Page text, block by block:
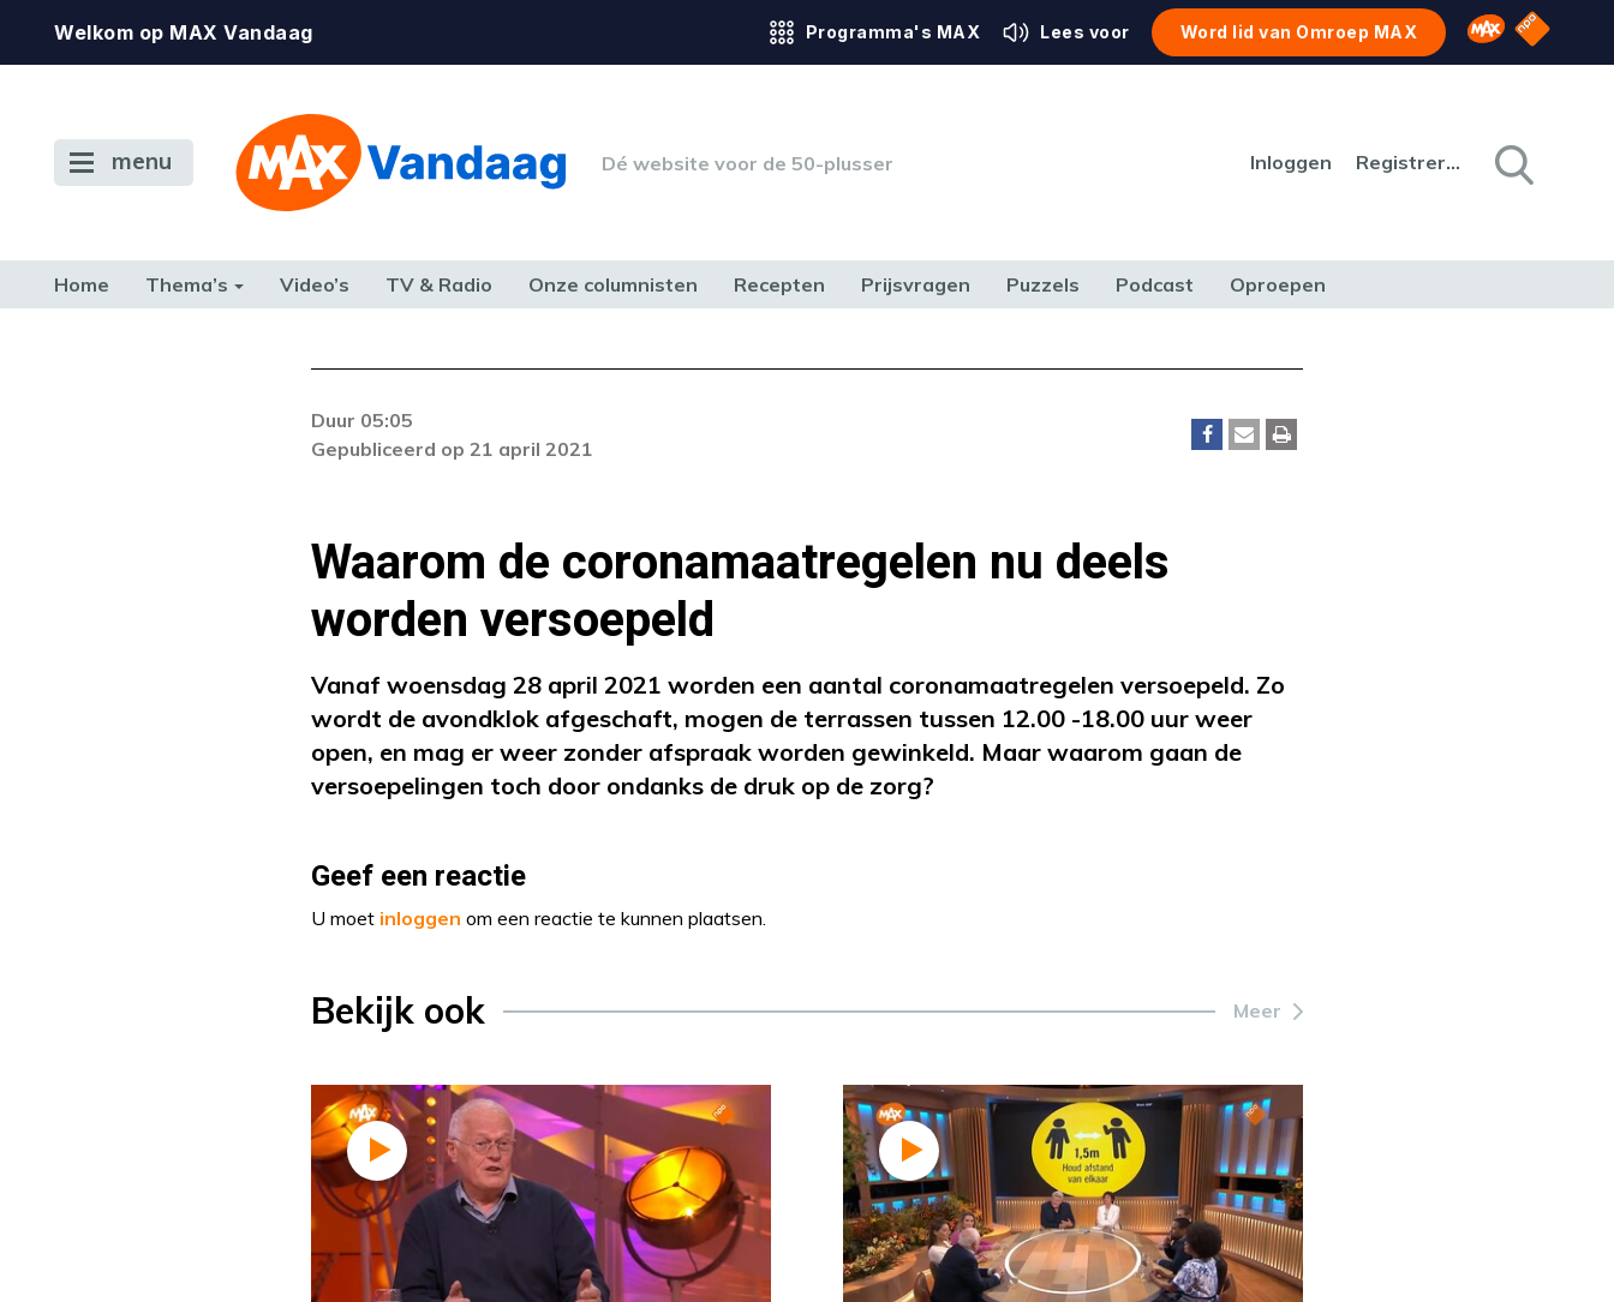
Welkom op MAX Vandaag Programma's MAX Lees voor Word lid van Omroep MAX Omroep MAX
NPO
menu Dé website voor de 50-plusser Inloggen Registreren
Home Thema’s Video’s TV & Radio Onze columnisten Recepten Prijsvragen Puzzels Podcast Oproepen
De gewenste stream is op dit moment niet
beschikbaar. Als het probleem zich blijft voordoen,
Duur 05:05
Gepubliceerd op 21 april 2021
Waarom de coronamaatregelen nu deels
worden versoepeld
Vanaf woensdag 28 april 2021 worden een aantal coronamaatregelen versoepeld. Zo
wordt de avondklok afgeschaft, mogen de terrassen tussen 12.00 -18.00 uur weer
open, en mag er weer zonder afspraak worden gewinkeld. Maar waarom gaan de
versoepelingen toch door ondanks de druk op de zorg?
Geef een reactie
U moet inloggen om een reactie te kunnen plaatsen.
Bekijk ook Meer